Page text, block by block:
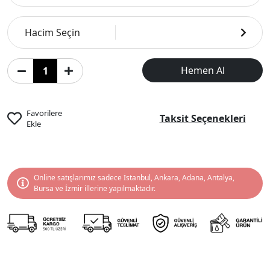
Hacim Seçin
Hemen Al
Favorilere
Ekle
Taksit Seçenekleri
Online satışlarımız sadece İstanbul, Ankara, Adana, Antalya,
Bursa ve İzmir illerine yapılmaktadır.